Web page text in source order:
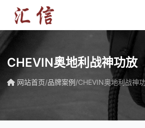
CHEVIN奥地利战神功放
网站首页/品牌案例/CHEVIN奥地利战神